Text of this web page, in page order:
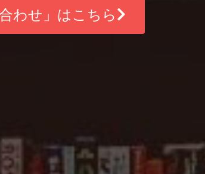
わせ」はこちら